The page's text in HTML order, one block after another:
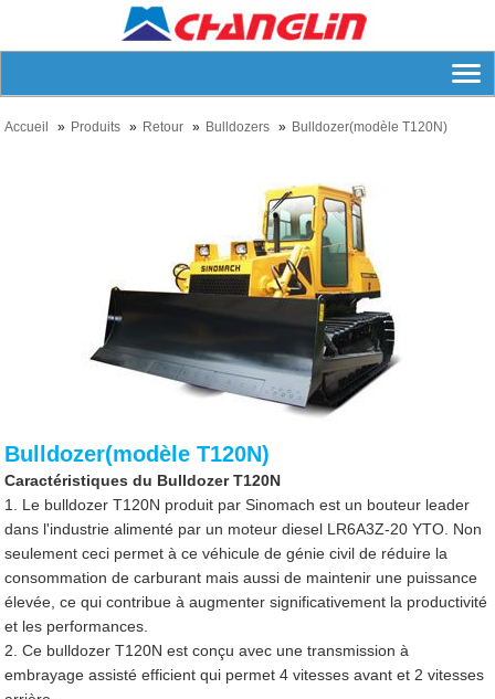
Accueil Produits Retour Bulldozers Bulldozer(modèle T120N)
Bulldozer(modèle T120N)
Caractéristiques du Bulldozer T120N
1. Le bulldozer T120N produit par Sinomach est un bouteur leader
dans l'industrie alimenté par un moteur diesel LR6A3Z-20 YTO. Non
seulement ceci permet à ce véhicule de génie civil de réduire la
consommation de carburant mais aussi de maintenir une puissance
élevée, ce qui contribue à augmenter significativement la productivité
et les performances.
2. Ce bulldozer T120N est conçu avec une transmission à
embrayage assisté efficient qui permet 4 vitesses avant et 2 vitesses